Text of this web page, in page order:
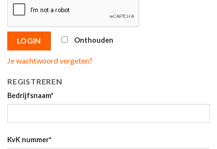
LOGIN Onthouden
Je wachtwoord vergeten?
REGISTREREN
Bedrijfsnaam*
KvK nummer*